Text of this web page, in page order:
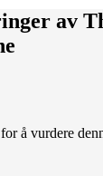
av
å vurdere